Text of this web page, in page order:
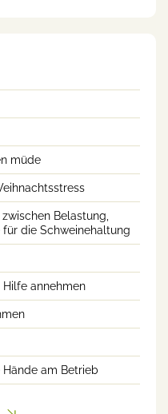
müde
Belastung,
die Schweinehaltung
annehmen
am Betrieb